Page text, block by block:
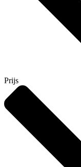
Prijs